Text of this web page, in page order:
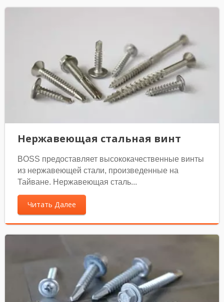
Нержавеющая стальная винт
BOSS предоставляет высококачественные винты
из нержавеющей стали, произведенные на
Тайване. Нержавеющая сталь...
Читать Далее